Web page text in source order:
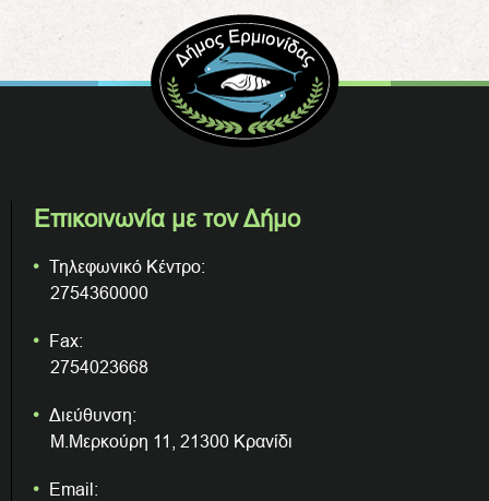
Επικοινωνία με τον Δήμο
Τηλεφωνικό Κέντρο:
2754360000
Fax:
2754023668
Διεύθυνση:
Μ.Μερκούρη 11, 21300 Κρανίδι
Email: